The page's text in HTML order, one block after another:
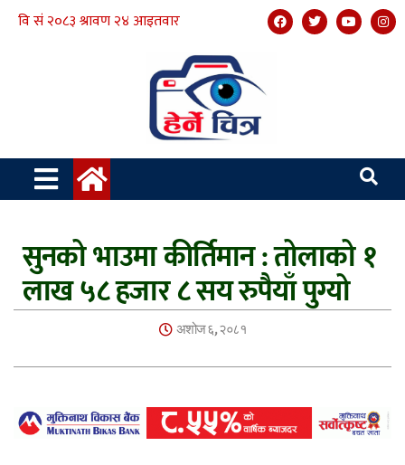
सुनको भाउमा कीर्तिमान : तोलाको १
लाख ५८ हजार ८ सय रुपैयाँ पुग्यो
अशोज ६, २०८१